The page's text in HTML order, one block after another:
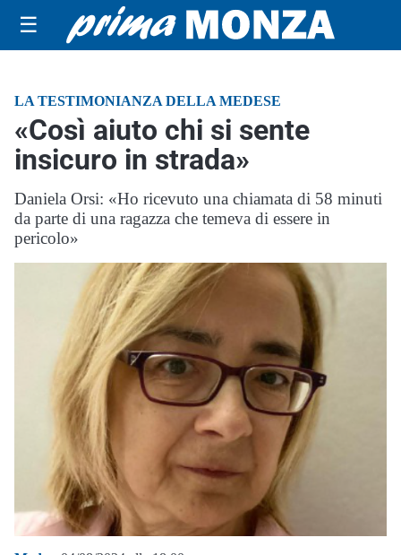
☰
LA TESTIMONIANZA DELLA MEDESE
«Così aiuto chi si sente
insicuro in strada»
Daniela Orsi: «Ho ricevuto una chiamata di 58 minuti
da parte di una ragazza che temeva di essere in
pericolo»